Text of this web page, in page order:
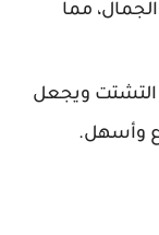
مما
ويجعل
وأسهل.